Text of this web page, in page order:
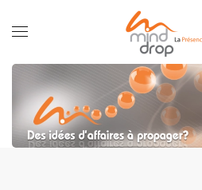
main
content